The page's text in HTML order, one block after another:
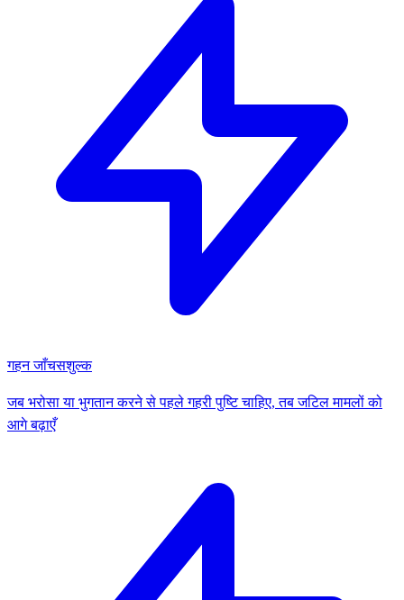
गहन जाँचसशुल्क
जब भरोसा या भुगतान करने से पहले गहरी पुष्टि चाहिए, तब जटिल मामलों को
आगे बढ़ाएँ